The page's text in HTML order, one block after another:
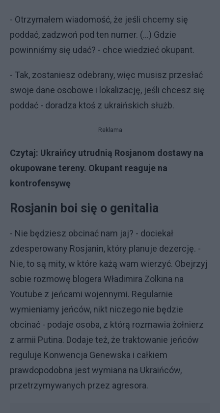
- Otrzymałem wiadomość, że jeśli chcemy się
poddać, zadzwoń pod ten numer. (...) Gdzie
powinniśmy się udać? - chce wiedzieć okupant.
- Tak, zostaniesz odebrany, więc musisz przesłać
swoje dane osobowe i lokalizację, jeśli chcesz się
poddać - doradza ktoś z ukraińskich służb.
Reklama
Czytaj: Ukraińcy utrudnią Rosjanom dostawy na
okupowane tereny. Okupant reaguje na
kontrofensywę
Rosjanin boi się o genitalia
- Nie będziesz obcinać nam jaj? - dociekał
zdesperowany Rosjanin, który planuje dezercję. -
Nie, to są mity, w które każą wam wierzyć. Obejrzyj
sobie rozmowę blogera Władimira Zolkina na
Youtube z jeńcami wojennymi. Regularnie
wymieniamy jeńców, nikt niczego nie będzie
obcinać - podaje osoba, z którą rozmawia żołnierz
z armii Putina. Dodaje też, że traktowanie jeńców
reguluje Konwencja Genewska i całkiem
prawdopodobna jest wymiana na Ukraińców,
przetrzymywanych przez agresora.